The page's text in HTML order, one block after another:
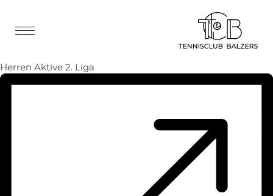
Herren Aktive 2. Liga